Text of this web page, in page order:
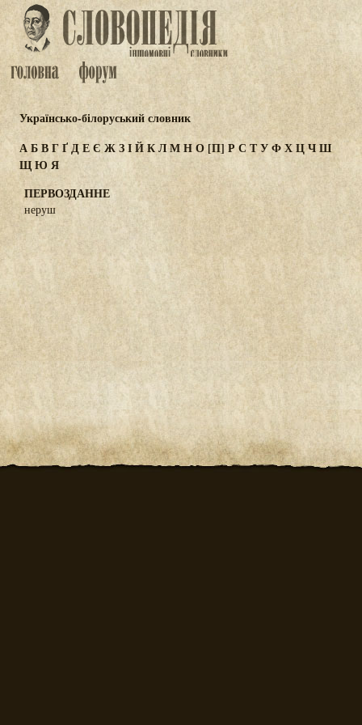
Українсько-білоруський словник
АБВГҐДЕЄ ЖЗІЙКЛМНО[П] Р С ТУФХЦЧШ
ЩЮ Я
ПЕРВОЗДАННЕ
неруш